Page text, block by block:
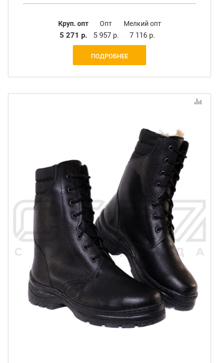
Круп. опт
5 271 р.
Опт
5 957 р.
Мелкий опт
7 116 р.
ПОДРОБНЕЕ